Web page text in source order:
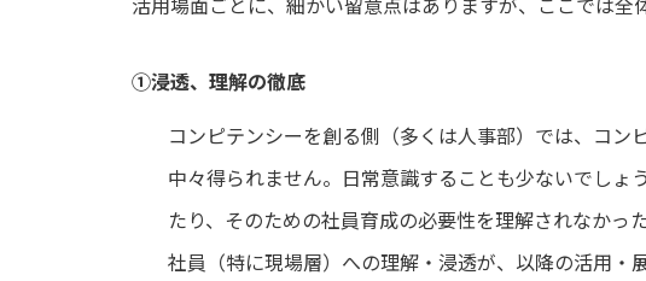
①浸透、理解の徹底
コンピテンシーを創る側（多くは人事部）では、コ
中々得られません。日常意識することも少ないでし
たり、そのための社員育成の必要性を理解されなかっ
社員（特に現場層）への理解・浸透が、以降の活用